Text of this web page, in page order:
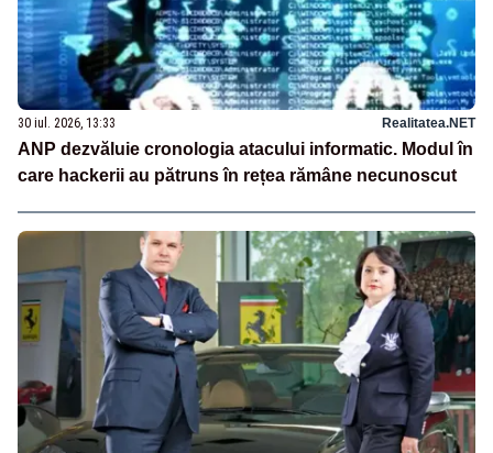
30 iul. 2026, 13:33 Realitatea.NET
ANP dezvăluie cronologia atacului informatic. Modul în
care hackerii au pătruns în rețea rămâne necunoscut